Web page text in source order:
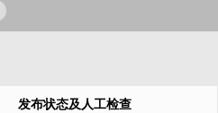
发布状态及人工检查